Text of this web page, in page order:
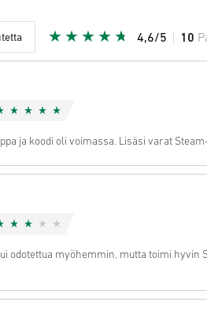
4,6/5 10
ja koodi oli voimassa. Lisäsi varat
odotettua myöhemmin, mutta toimi hyvin